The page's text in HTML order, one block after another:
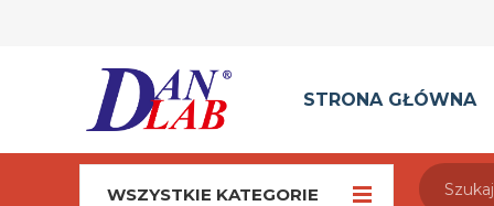
STRONA GŁÓWNA
WSZYSTKIE KATEGORIE